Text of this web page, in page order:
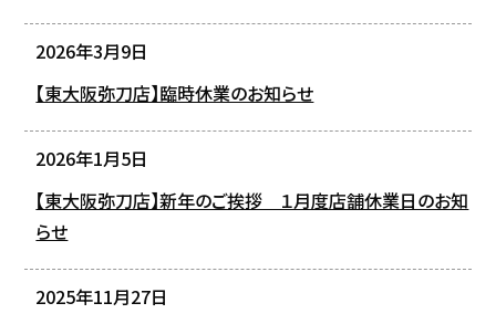
2026年3月9日
【東大阪弥刀店】臨時休業のお知らせ
2026年1月5日
【東大阪弥刀店】新年のご挨拶 １月度店舗休業日のお知
らせ
2025年11月27日